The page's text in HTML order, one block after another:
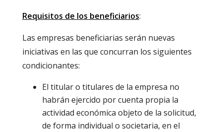
Requisitos de los beneficiarios:
Las empresas beneficiarias serán nuevas
iniciativas en las que concurran los siguientes
condicionantes:
El titular o titulares de la empresa no
habrán ejercido por cuenta propia la
actividad económica objeto de la solicitud,
de forma individual o societaria, en el